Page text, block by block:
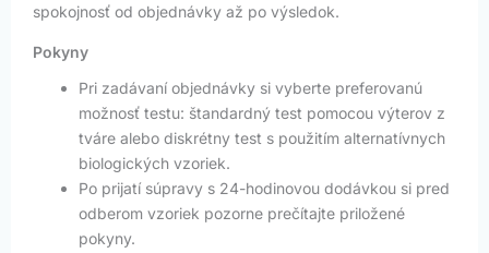
spokojnosť od objednávky až po výsledok.
Pokyny
Pri zadávaní objednávky si vyberte preferovanú
možnosť testu: štandardný test pomocou výterov z
tváre alebo diskrétny test s použitím alternatívnych
biologických vzoriek.
Po prijatí súpravy s 24-hodinovou dodávkou si pred
odberom vzoriek pozorne prečítajte priložené
pokyny.